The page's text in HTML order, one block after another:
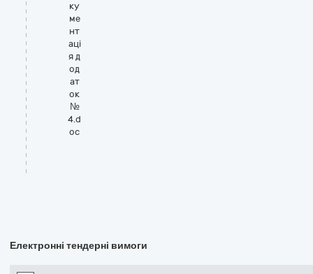
ку
ме
нт
аці
я д
од
ат
ок
№
4.d
oc
Електронні тендерні вимоги